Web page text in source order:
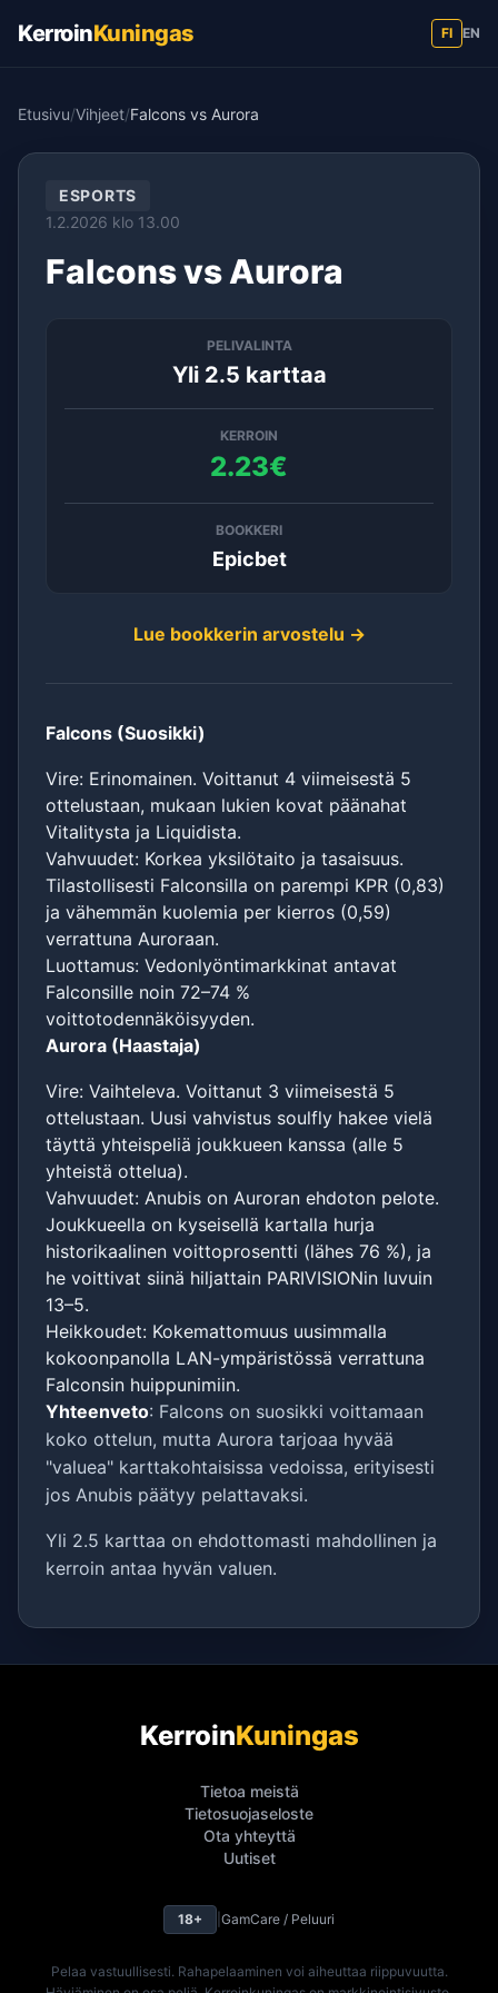
KerroinKuningas FI EN
Etusivu/Vihjeet/Falcons vs Aurora
ESPORTS
1.2.2026 klo 13.00
Falcons vs Aurora
PELIVALINTA
Yli 2.5 karttaa
KERROIN
2.23€
BOOKKERI
Epicbet
Lue bookkerin arvostelu →
Falcons (Suosikki)
Vire: Erinomainen. Voittanut 4 viimeisestä 5
ottelustaan, mukaan lukien kovat päänahat
Vitalitysta ja Liquidista.
Vahvuudet: Korkea yksilötaito ja tasaisuus.
Tilastollisesti Falconsilla on parempi KPR (0,83)
ja vähemmän kuolemia per kierros (0,59)
verrattuna Auroraan.
Luottamus: Vedonlyöntimarkkinat antavat
Falconsille noin 72–74 %
voittotodennäköisyyden.
Aurora (Haastaja)
Vire: Vaihteleva. Voittanut 3 viimeisestä 5
ottelustaan. Uusi vahvistus soulfly hakee vielä
täyttä yhteispeliä joukkueen kanssa (alle 5
yhteistä ottelua).
Vahvuudet: Anubis on Auroran ehdoton pelote.
Joukkueella on kyseisellä kartalla hurja
historikaalinen voittoprosentti (lähes 76 %), ja
he voittivat siinä hiljattain PARIVISIONin luvuin
13–5.
Heikkoudet: Kokemattomuus uusimmalla
kokoonpanolla LAN-ympäristössä verrattuna
Falconsin huippunimiin.
Yhteenveto: Falcons on suosikki voittamaan
koko ottelun, mutta Aurora tarjoaa hyvää
"valuea" karttakohtaisissa vedoissa, erityisesti
jos Anubis päätyy pelattavaksi.
Yli 2.5 karttaa on ehdottomasti mahdollinen ja
kerroin antaa hyvän valuen.
KerroinKuningas
Tietoa meistä
Tietosuojaseloste
Ota yhteyttä
Uutiset
18+ GamCare / Peluuri
Pelaa vastuullisesti. Rahapelaaminen voi aiheuttaa riippuvuutta.